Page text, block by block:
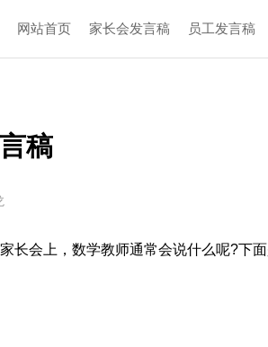
网站首页 家长会发言稿 员工发言稿
稿
长会上，数学教师通常会说什么呢?下